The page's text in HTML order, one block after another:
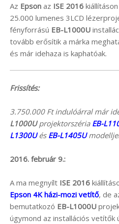
Az Epson az ISE 2016
25.000 lumenes 3LCD
fényforrású EB-L1000U
tovább erősítik a márka
és már idehaza is kaphatóak.
Frissítés:
3.750.000 Ft indulóárral már
L1000Uprojektorszéria EB-
L1300Ués EB-L1405U
2016. február 9.:
A ma megnyílt ISE 2016
Epson 4K házi-mozi vetítő, de
bemutatkozó EB-L1000U
úgymond az installációs vetítők